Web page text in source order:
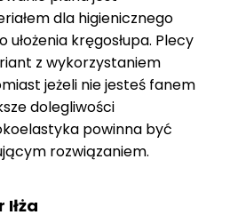
dla higienicznego
kręgosłupa. Plecy
z wykorzystaniem
jeżeli nie jesteś fanem
dolegliwości
powinna być
rozwiązaniem.